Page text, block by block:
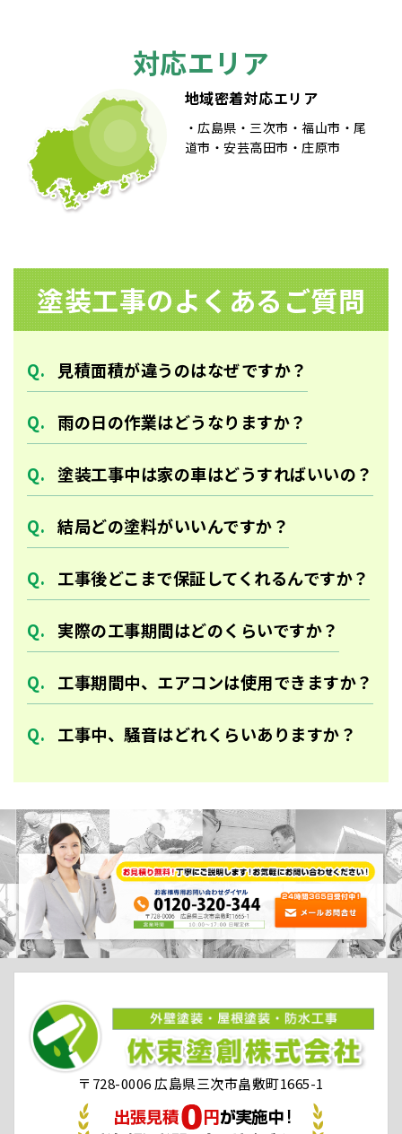
対応エリア
地域密着対応エリア
広島県 三次市 福山市
尾
道市
安芸高田市 庄原市
塗装⼯事のよくあるご質問
見積面積が違うのはなぜですか？
雨の日の作業はどうなりますか？
塗装工事中は家の車はどうすればいいの？
結局どの塗料がいいんですか？
工事後どこまで保証してくれるんですか？
実際の工事期間はどのくらいですか？
工事期間中、エアコンは使用できますか？
工事中、騒音はどれくらいありますか？
〒728-0006 広島県三次市畠敷町1665-1